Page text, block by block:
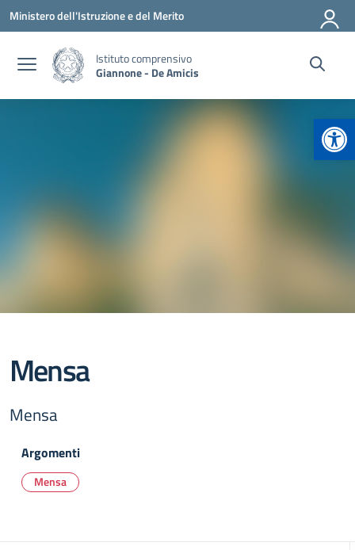
Vai ai contenuti
Vai al menu di navigazione
Vai al footer
Ministero dell'Istruzione e del Merito
Istituto comprensivo
Giannone - De Amicis
Mensa
Mensa
Argomenti
Mensa